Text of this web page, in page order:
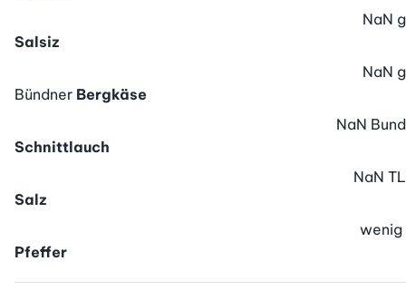
Salsiz
NaN g
Bündner Bergkäse
NaN g
Schnittlauch
NaN Bund
Salz
NaN TL
Pfeffer
wenig